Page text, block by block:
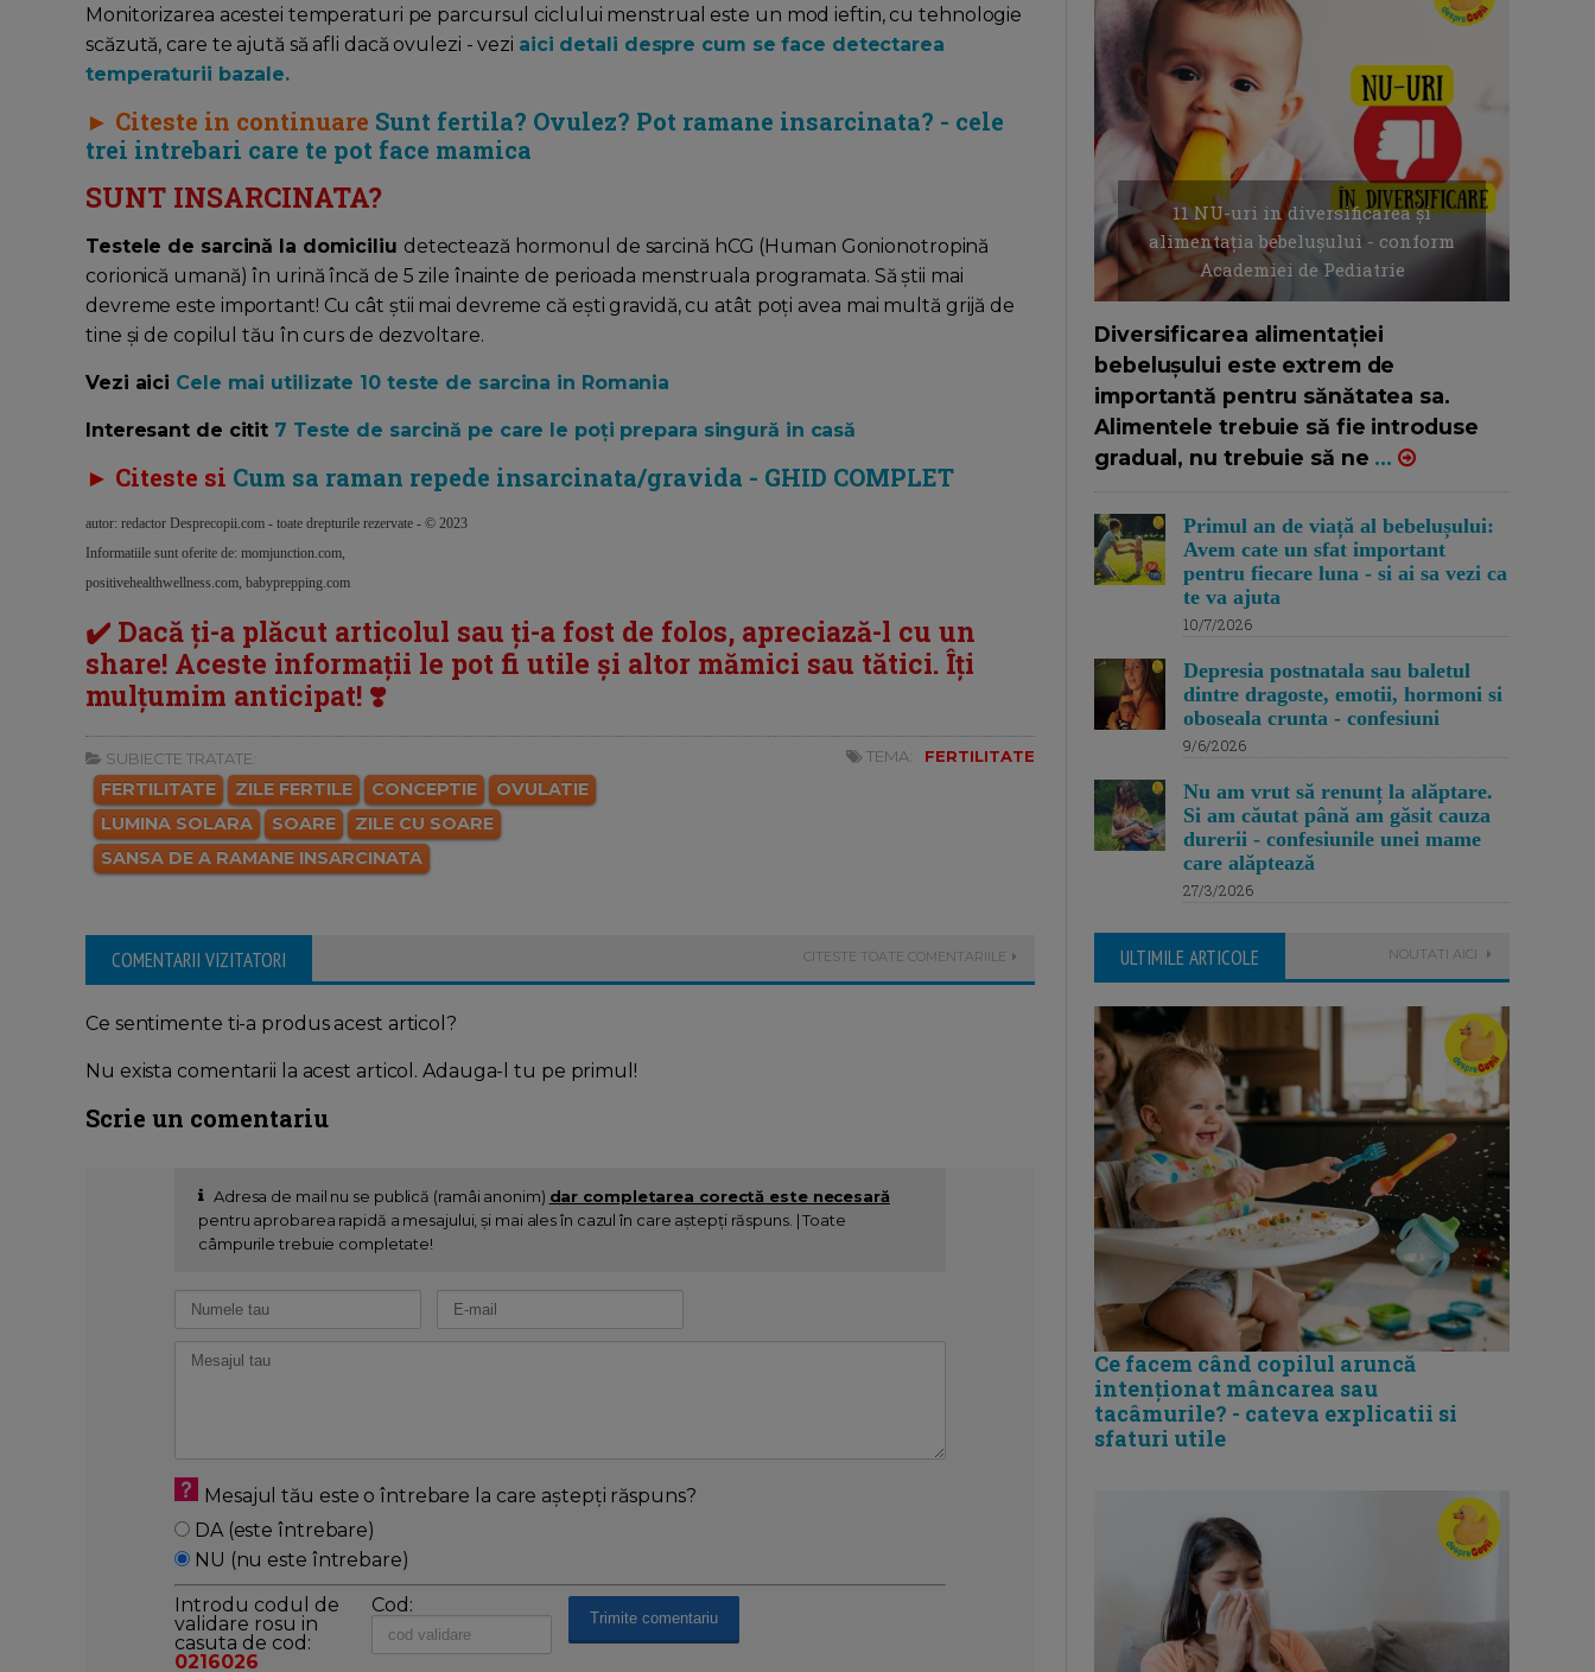
Monitorizarea acestei temperaturi pe parcursul ciclului menstrual este un mod ieftin, cu tehnologie
scăzută, care te ajută să afli dacă ovulezi - vezi aici detali despre cum se face detectarea
temperaturii bazale.
► Citeste in continuare Sunt fertila? Ovulez? Pot ramane insarcinata? - cele
trei intrebari care te pot face mamica
SUNT INSARCINATA?
Testele de sarcină la domiciliu detectează hormonul de sarcină hCG (Human Gonionotropină
corionică umană) în urină încă de 5 zile înainte de perioada menstruala programata. Să știi mai
devreme este important! Cu cât știi mai devreme că ești gravidă, cu atât poți avea mai multă grijă de
tine și de copilul tău în curs de dezvoltare.
Vezi aici Cele mai utilizate 10 teste de sarcina in Romania
Interesant de citit 7 Teste de sarcină pe care le poți prepara singură in casă
► Citeste si Cum sa raman repede insarcinata/gravida - GHID COMPLET
autor: redactor Desprecopii.com - toate drepturile rezervate - © 2023
Informatiile sunt oferite de: momjunction.com,
positivehealthwellness.com, babyprepping.com
✔️ Dacă ți-a plăcut articolul sau ți-a fost de folos, apreciază-l cu un
share! Aceste informații le pot fi utile și altor mămici sau tătici. Îți
mulțumim anticipat! ❣️
SUBIECTE TRATATE:
FERTILITATE ZILE FERTILE CONCEPTIE
OVULATIE
LUMINA SOLARA
SOARE
ZILE CU SOARE
SANSA DE A RAMANE INSARCINATA
TEMA: FERTILITATE
COMENTARII VIZITATORI CITESTE TOATE COMENTARIILE
Ce sentimente ti-a produs acest articol?
Nu exista comentarii la acest articol. Adauga-l tu pe primul!
Scrie un comentariu
Adresa de mail nu se publică (ramâi anonim) dar completarea corectă este necesară
pentru aprobarea rapidă a mesajului, și mai ales în cazul în care aștepți răspuns. | Toate
câmpurile trebuie completate!
Mesajul tău este o întrebare la care aștepți răspuns?
DA (este întrebare)
NU (nu este întrebare)
Introdu codul de
validare rosu in
casuta de cod:
0216026
Cod:
11 NU-uri in diversificarea și
alimentația bebelușului - conform
Academiei de Pediatrie
Diversificarea alimentației
bebelușului este extrem de
importantă pentru sănătatea sa.
Alimentele trebuie să fie introduse
gradual, nu trebuie să ne ...
Primul an de viață al bebelușului:
Avem cate un sfat important
pentru fiecare luna - si ai sa vezi ca
te va ajuta
10/7/2026
Depresia postnatala sau baletul
dintre dragoste, emotii, hormoni si
oboseala crunta - confesiuni
9/6/2026
Nu am vrut să renunț la alăptare.
Si am căutat până am găsit cauza
durerii - confesiunile unei mame
care alăptează
27/3/2026
ULTIMILE ARTICOLE NOUTATI AICI
Ce facem când copilul aruncă
intenționat mâncarea sau
tacâmurile? - cateva explicatii si
sfaturi utile